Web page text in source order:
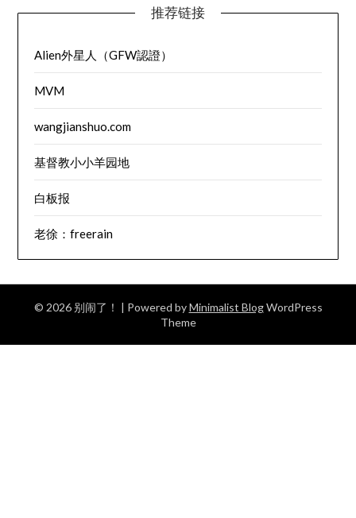
推荐链接
Alien外星人（GFW認證）
MVM
wangjianshuo.com
基督教小小羊园地
白板报
老徐：freerain
© 2026 别闹了！ | Powered byMinimalist BlogWordPress
Theme